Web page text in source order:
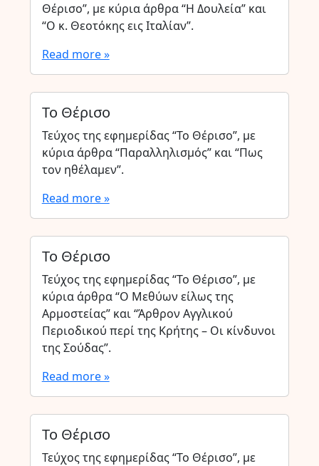
Θέρισο”, με κύρια άρθρα “Η Δουλεία” και
“Ο κ. Θεοτόκης εις Ιταλίαν”.
Read more »
Το Θέρισο
Τεύχος της εφημερίδας “Το Θέρισο”, με
κύρια άρθρα “Παραλληλισμός” και “Πως
τον ηθέλαμεν”.
Read more »
Το Θέρισο
Τεύχος της εφημερίδας “Το Θέρισο”, με
κύρια άρθρα “Ο Μεθύων είλως της
Αρμοστείας” και “Άρθρον Αγγλικού
Περιοδικού περί της Κρήτης – Οι κίνδυνοι
της Σούδας”.
Read more »
Το Θέρισο
Τεύχος της εφημερίδας “Το Θέρισο”, με